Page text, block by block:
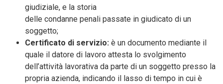
giudiziale, e la storia
delle condanne penali passate in giudicato di un
soggetto;
Certificato di servizio: è un documento mediante il
quale il datore di lavoro attesta lo svolgimento
dell’attività lavorativa da parte di un soggetto presso la
propria azienda, indicando il lasso di tempo in cui è